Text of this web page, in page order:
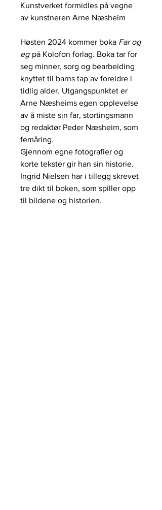
Kunstverket formidles på vegne
av kunstneren Arne Næsheim
Høsten 2024 kommer boka Far og
eg på Kolofon forlag. Boka tar for
seg minner, sorg og bearbeiding
knyttet til barns tap av foreldre i
tidlig alder. Utgangspunktet er
Arne Næsheims egen opplevelse
av å miste sin far, stortingsmann
og redaktør Peder Næsheim, som
femåring.
Gjennom egne fotografier og
korte tekster gir han sin historie.
Ingrid Nielsen har i tillegg skrevet
tre dikt til boken, som spiller opp
til bildene og historien.